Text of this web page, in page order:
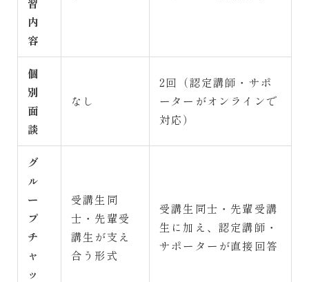
内
容
個
別
面
談
なし
2回（認定講師・サポ
ーターがオンラインで
対応）
グ
ル
ー
プ
チ
ャ
ッ
受講生同
士・先輩受
講生が支え
合う形式
受講生同士・先輩受講
生に加え、認定講師・
サポーターが直接回答